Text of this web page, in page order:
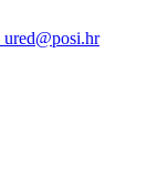
ured@posi.hr